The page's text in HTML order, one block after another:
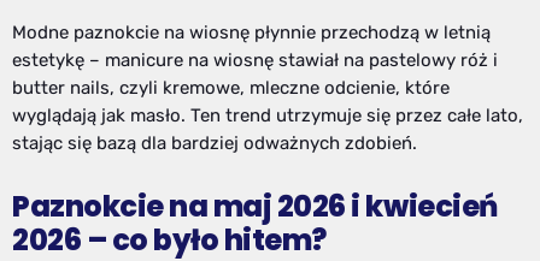
Modne paznokcie na wiosnę płynnie przechodzą w letnią
estetykę – manicure na wiosnę stawiał na pastelowy róż i
butter nails, czyli kremowe, mleczne odcienie, które
wyglądają jak masło. Ten trend utrzymuje się przez całe lato,
stając się bazą dla bardziej odważnych zdobień.
Paznokcie na maj 2026 i kwiecień
2026 – co było hitem?